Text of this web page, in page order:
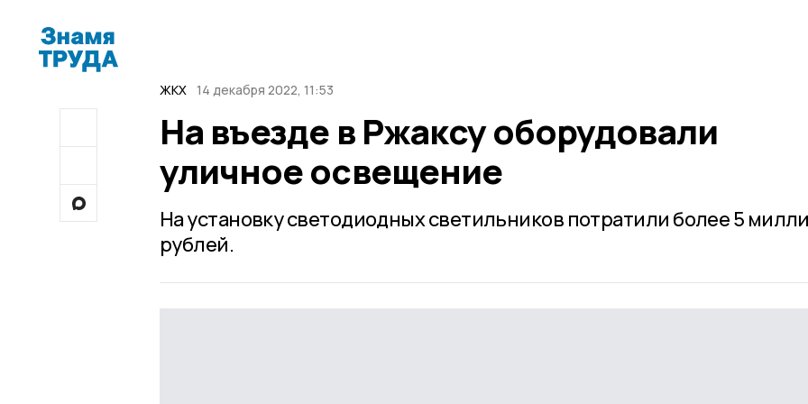
ЖКХ 14 декабря 2022, 11:53
На въезде в Ржаксу оборудовали
уличное освещение
На установку светодиодных светильников потратили более 5
рублей.